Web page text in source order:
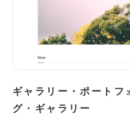
ギャラリー・ポートフ
グ・ギャラリー